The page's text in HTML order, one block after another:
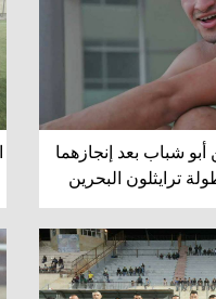
أبو شباب بعد إنجازهما
ترايثلون البحرين